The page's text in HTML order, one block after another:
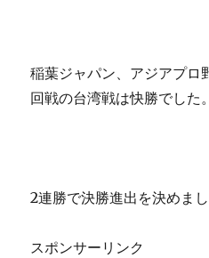
稲葉ジャパン、アジアプロ
回戦の台湾戦は快勝でした。
2連勝で決勝進出を決めまし
スポンサーリンク